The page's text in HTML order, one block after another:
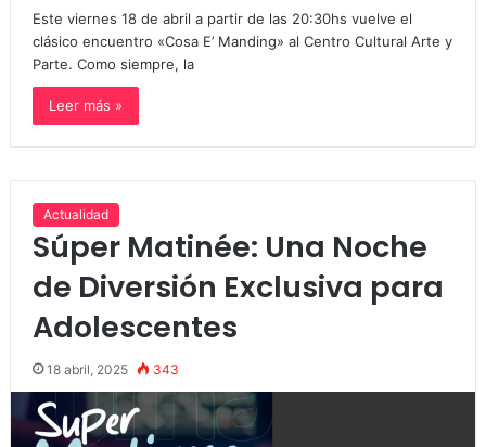
Este viernes 18 de abril a partir de las 20:30hs vuelve el
clásico encuentro «Cosa E’ Manding» al Centro Cultural Arte y
Parte. Como siempre, la
Leer más »
Actualidad
Súper Matinée: Una Noche
de Diversión Exclusiva para
Adolescentes
18 abril, 2025 343